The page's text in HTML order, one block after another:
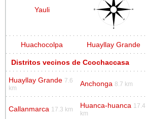
Yauli
Huachocolpa Huayllay Grande
Distritos vecinos de Ccochaccasa
Huayllay Grande 7.6
km
Anchonga 8.7 km
Callanmarca 17.3 km Huanca-huanca 17.4
km